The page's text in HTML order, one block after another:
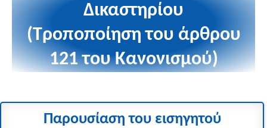
Δικαστηρίου
(Τροποποίηση του άρθρου
121 του Κανονισμού)
Παρουσίαση του εισηγητού